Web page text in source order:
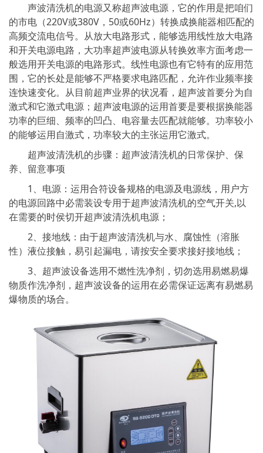
声波清洗机的电源又称超声波电源，它的作用是把咱们
的市电（220V或380V，50或60Hz）转换成换能器相匹配的
高频交流电信号。从放大电路形式，能够选用线性放大电路
和开关电源电路，大功率超声波电源从转换效率方面考虑一
般选用开关电源的电路形式。线性电源也有它特有的应用范
围，它的长处是能够不严格要求电路匹配，允许作业频率接
连快速变化。从目前超声业界的状况看，超声波首要分为自
激式和它激式电源；超声波电源的运用首要是要根据换能器
功率的巨细、频率的凹凸、电容量去匹配就能够。功率较小
的能够运用自激式，功率较大的主张运用它激式。
超声波清洗机的步骤：超声波清洗机的日常保护、保
养、留意事项
1、电源：运用合符设备规格的电源及电源线，用户方
的电源回路中必需装设专用于超声波清洗机的空气开关,以
在需要的时侯切开超声波清洗机电源；
2、接地线：由于超声波清洗机与水、腐蚀性（溶胀
性）液位接触，易引起漏电，请按安全要求接好接地线；
3、超声波设备选用不燃性洗净剂，切勿选用易燃易爆
物质作洗净剂，超声波设备的运用在必需保证远离有易燃易
爆物质的场合。